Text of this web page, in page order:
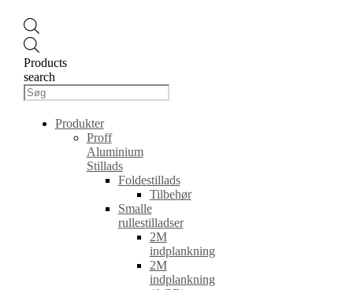
Products
search
Produkter
Proff
Aluminium
Stillads
Foldestillads
Tilbehør
Smalle
rullestilladser
2M
indplankning
2M
indplankning